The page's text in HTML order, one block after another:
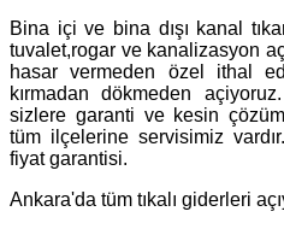
Bina içi ve bina dışı kanal
tuvalet,rogar ve kanalizasyon
hasar vermeden özel ithal
kırmadan dökmeden
sizlere garanti ve kesin
tüm ilçelerine servisimiz
fiyat garantisi.
Ankara'da tüm tıkalı giderleri